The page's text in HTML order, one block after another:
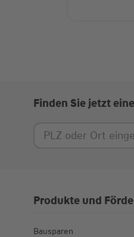
Finden Sie jetzt
Produkte und
Bausparen